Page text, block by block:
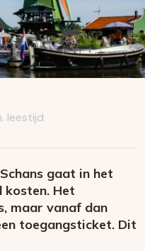
leestijd
gaat in het
kosten. Het
maar vanaf dan
toegangsticket. Dit